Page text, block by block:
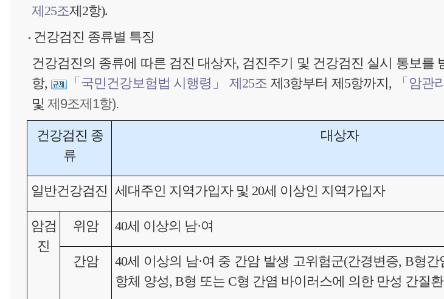
제25조제2항).
건강검진 종류별 특징
건강검진의 종류에 따른 검진 대상자, 검진주기 및 건강검진 실시 통보를
항,
「국민건강보험법 시행령」 제25조 제3항부터 제5항까지, 「암관
및 제9조제1항).
건강검진 종
류
대상자
일반건강검진 세대주인 지역가입자 및 20세 이상인 지역가입자
암검
진
위암 40세 이상의 남·여
간암
40세 이상의 남·여 중 간암 발생 고위험군(간경변증, B형
항체 양성, B형 또는 C형 간염 바이러스에 의한 만성 간질